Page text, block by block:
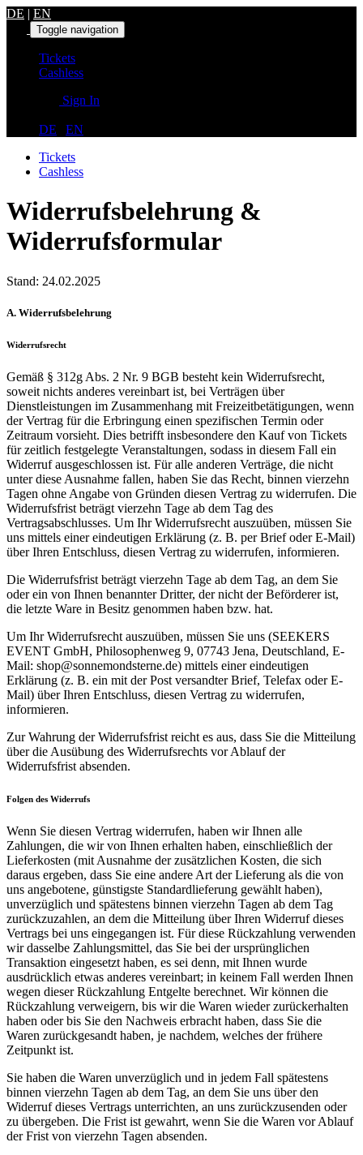
DE | EN
Toggle navigation
Tickets
Cashless
Sign In
DE
EN
Tickets
Cashless
Widerrufsbelehrung &
Widerrufsformular
Stand: 24.02.2025
A. Widerrufsbelehrung
Widerrufsrecht
Gemäß § 312g Abs. 2 Nr. 9 BGB besteht kein Widerrufsrecht,
soweit nichts anderes vereinbart ist, bei Verträgen über
Dienstleistungen im Zusammenhang mit Freizeitbetätigungen, wenn
der Vertrag für die Erbringung einen spezifischen Termin oder
Zeitraum vorsieht. Dies betrifft insbesondere den Kauf von Tickets
für zeitlich festgelegte Veranstaltungen, sodass in diesem Fall ein
Widerruf ausgeschlossen ist. Für alle anderen Verträge, die nicht
unter diese Ausnahme fallen, haben Sie das Recht, binnen vierzehn
Tagen ohne Angabe von Gründen diesen Vertrag zu widerrufen. Die
Widerrufsfrist beträgt vierzehn Tage ab dem Tag des
Vertragsabschlusses. Um Ihr Widerrufsrecht auszuüben, müssen Sie
uns mittels einer eindeutigen Erklärung (z. B. per Brief oder E-Mail)
über Ihren Entschluss, diesen Vertrag zu widerrufen, informieren.
Die Widerrufsfrist beträgt vierzehn Tage ab dem Tag, an dem Sie
oder ein von Ihnen benannter Dritter, der nicht der Beförderer ist,
die letzte Ware in Besitz genommen haben bzw. hat.
Um Ihr Widerrufsrecht auszuüben, müssen Sie uns (SEEKERS
EVENT GmbH, Philosophenweg 9, 07743 Jena, Deutschland, E-
Mail: shop@sonnemondsterne.de) mittels einer eindeutigen
Erklärung (z. B. ein mit der Post versandter Brief, Telefax oder E-
Mail) über Ihren Entschluss, diesen Vertrag zu widerrufen,
informieren.
Zur Wahrung der Widerrufsfrist reicht es aus, dass Sie die Mitteilung
über die Ausübung des Widerrufsrechts vor Ablauf der
Widerrufsfrist absenden.
Folgen des Widerrufs
Wenn Sie diesen Vertrag widerrufen, haben wir Ihnen alle
Zahlungen, die wir von Ihnen erhalten haben, einschließlich der
Lieferkosten (mit Ausnahme der zusätzlichen Kosten, die sich
daraus ergeben, dass Sie eine andere Art der Lieferung als die von
uns angebotene, günstigste Standardlieferung gewählt haben),
unverzüglich und spätestens binnen vierzehn Tagen ab dem Tag
zurückzuzahlen, an dem die Mitteilung über Ihren Widerruf dieses
Vertrags bei uns eingegangen ist. Für diese Rückzahlung verwenden
wir dasselbe Zahlungsmittel, das Sie bei der ursprünglichen
Transaktion eingesetzt haben, es sei denn, mit Ihnen wurde
ausdrücklich etwas anderes vereinbart; in keinem Fall werden Ihnen
wegen dieser Rückzahlung Entgelte berechnet. Wir können die
Rückzahlung verweigern, bis wir die Waren wieder zurückerhalten
haben oder bis Sie den Nachweis erbracht haben, dass Sie die
Waren zurückgesandt haben, je nachdem, welches der frühere
Zeitpunkt ist.
Sie haben die Waren unverzüglich und in jedem Fall spätestens
binnen vierzehn Tagen ab dem Tag, an dem Sie uns über den
Widerruf dieses Vertrags unterrichten, an uns zurückzusenden oder
zu übergeben. Die Frist ist gewahrt, wenn Sie die Waren vor Ablauf
der Frist von vierzehn Tagen absenden.